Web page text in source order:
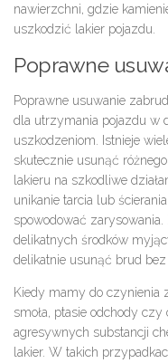
nawierzchni, gdzie
uszkodzić lakier pojazdu.
Poprawne
Poprawne usuwanie
dla utrzymania pojazdu w
uszkodzeniom. Istnieje
skutecznie usunąć
lakieru na szkodliwe
unikanie tarcia lub
spowodować
delikatnych środków
delikatnie usunąć brud
Kiedy mamy do czynienia
smoła, ptasie odchody
agresywnych substancji
lakier. W takich